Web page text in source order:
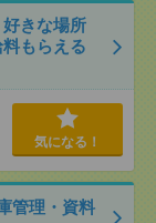
きな場所
もらえる
気になる！
管理・資料